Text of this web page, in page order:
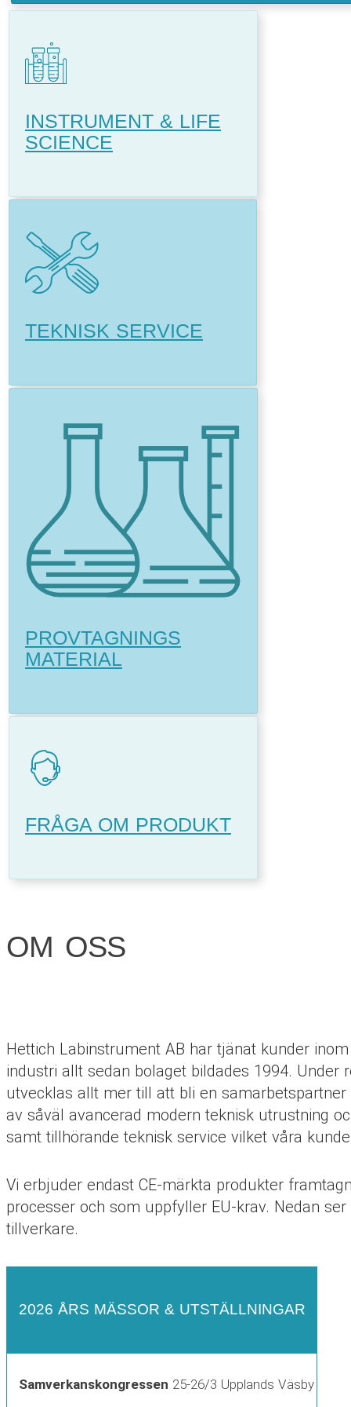
INSTRUMENT & LIFE
SCIENCE
TEKNISK SERVICE
PROVTAGNINGS
MATERIAL
FRÅGA OM PRODUKT
OM OSS
Hettich Labinstrument AB har tjänat kunder
industri allt sedan bolaget bildades 1994. Under
utvecklas allt mer till att bli en
av såväl avancerad modern teknisk utrustning
samt tillhörande teknisk service vilket våra
Vi erbjuder endast CE-märkta produkter
processer och som uppfyller EU-krav. Nedan
tillverkare.
2026 ÅRS MÄSSOR & UTSTÄLLNINGAR
Samverkanskongressen 25-26/3 Upplands Väsby